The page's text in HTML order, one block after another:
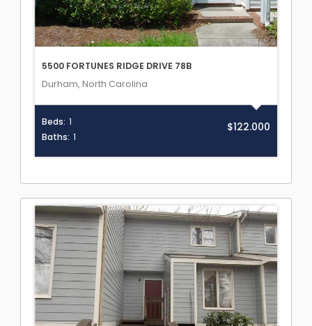
5500 FORTUNES RIDGE DRIVE 78B
Durham, North Carolina
Beds: 1
Baths: 1
$122.000